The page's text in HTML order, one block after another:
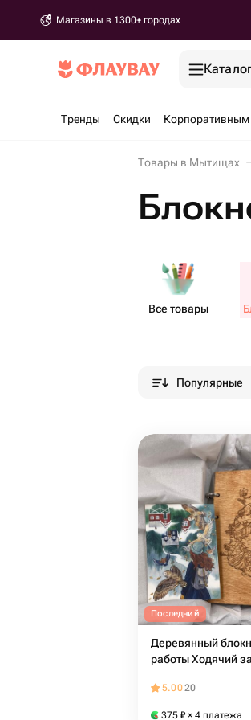
Магазины в 1300+ городах
Тренды Скидки Корпоративным
Товары в Мытищах
Все товары
Популярные
Последний
Деревянный
работы Ходячий
5.0020
375 ₽ × 4 платежа